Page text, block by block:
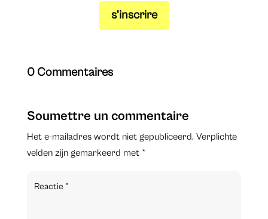
s’inscrire
0 Commentaires
Soumettre un commentaire
Het e-mailadres wordt niet gepubliceerd. Verplichte
velden zijn gemarkeerd met *